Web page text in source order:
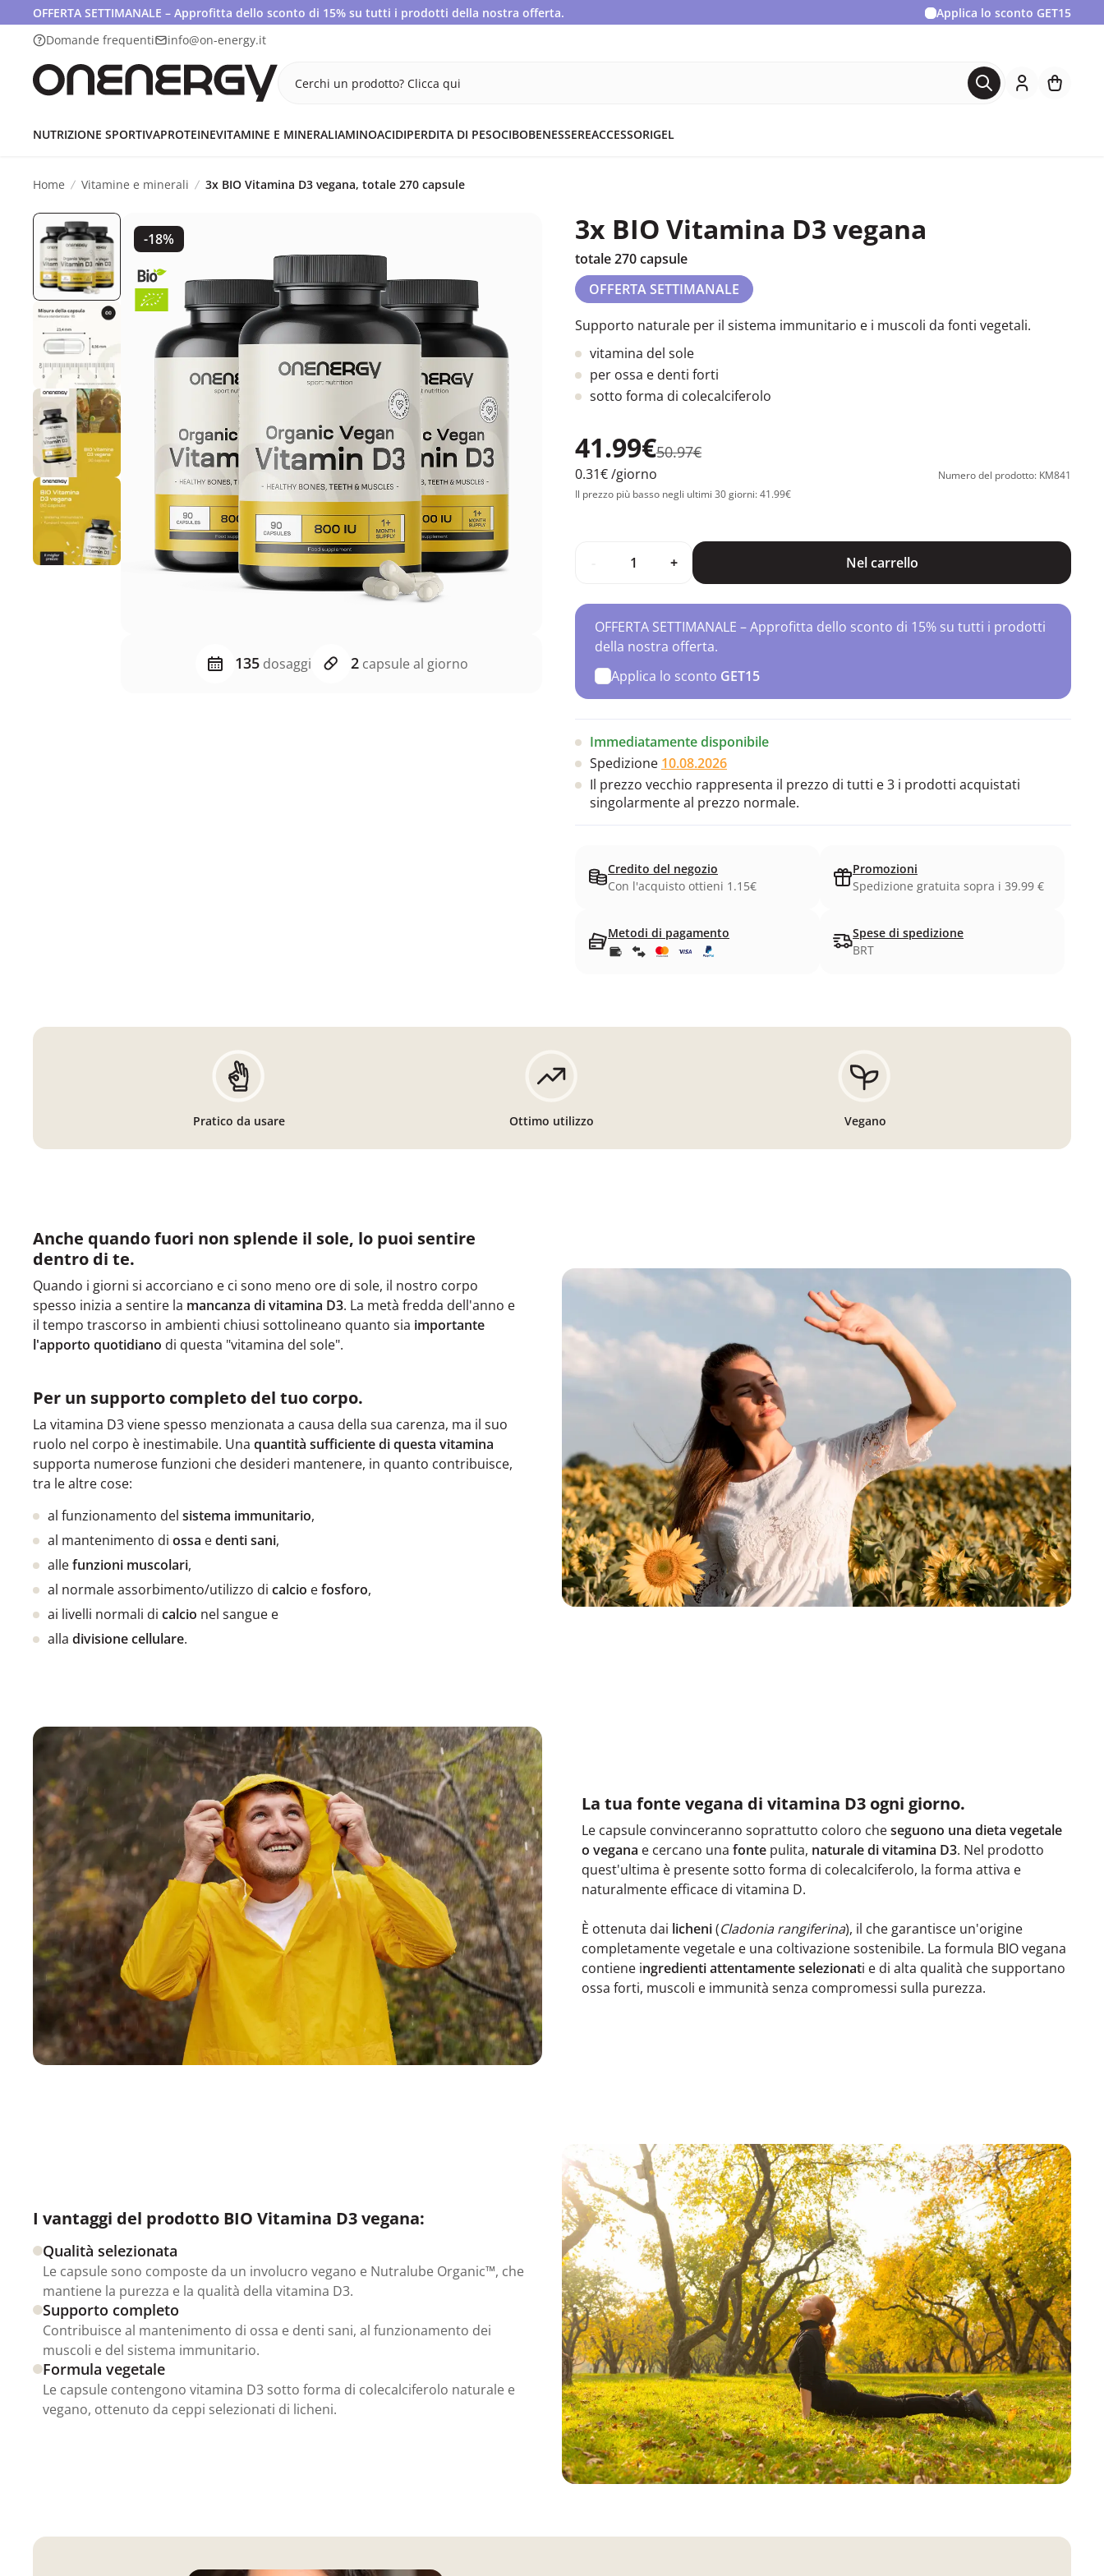
OFFERTA SETTIMANALE – Approfitta dello sconto di 15% su tutti i prodotti della nostra offerta. Applica lo sconto GET15
Domande frequenti
info@on-energy.it
Cerchi un prodotto? Clicca qui
NUTRIZIONE SPORTIVAPROTEINEVITAMINE E MINERALIAMINOACIDIPERDITA DI PESOCIBOBENESSEREACCESSORIGEL
Home Vitamine e minerali 3x BIO Vitamina D3 vegana, totale 270 capsule
-18%
135dosaggi 2capsule al giorno
3x BIO Vitamina D3 vegana
totale 270 capsule
OFFERTA SETTIMANALE
Supporto naturale per il sistema immunitario e i muscoli da fonti vegetali.
vitamina del sole
per ossa e denti forti
sotto forma di colecalciferolo
41.99€50.97€
0.31€/giorno
Numero del prodotto: KM841
Il prezzo più basso negli ultimi 30 giorni: 41.99€
+ Nel carrello
OFFERTA SETTIMANALE – Approfitta dello sconto di 15% su tutti i prodotti
della nostra offerta.
Applica lo sconto GET15
Immediatamente disponibile
Spedizione 10.08.2026
Il prezzo vecchio rappresenta il prezzo di tutti e 3 i prodotti acquistati
singolarmente al prezzo normale.
Credito del negozio
Con l'acquisto ottieni 1.15€
Promozioni
Spedizione gratuita sopra i 39.99 €
Metodi di pagamento
Spese di spedizione
BRT
Pratico da usare Ottimo utilizzo Vegano
Anche quando fuori non splende il sole, lo puoi sentire
dentro di te.
Quando i giorni si accorciano e ci sono meno ore di sole, il nostro corpo
spesso inizia a sentire la mancanza di vitamina D3. La metà fredda dell'anno e
il tempo trascorso in ambienti chiusi sottolineano quanto sia importante
l'apporto quotidiano di questa "vitamina del sole".
Per un supporto completo del tuo corpo.
La vitamina D3 viene spesso menzionata a causa della sua carenza, ma il suo
ruolo nel corpo è inestimabile. Una quantità sufficiente di questa vitamina
supporta numerose funzioni che desideri mantenere, in quanto contribuisce,
tra le altre cose:
al funzionamento del sistema immunitario,
al mantenimento di ossa edenti sani,
allefunzioni muscolari,
al normale assorbimento/utilizzo di calcio efosforo,
ai livelli normali di calcio nel sangue e
alla divisione cellulare.
La tua fonte vegana di vitamina D3 ogni giorno.
Le capsule convinceranno soprattutto coloro cheseguono una dieta vegetale
o vegana e cercano una fonte pulita, naturale di vitamina D3. Nel prodotto
quest'ultima è presente sotto forma di colecalciferolo, la forma attiva e
naturalmente efficace di vitamina D.
È ottenuta dai licheni(Cladonia rangiferina), il che garantisce un'origine
completamente vegetale e una coltivazione sostenibile. La formula BIO vegana
contiene ingredienti attentamente selezionati e di alta qualità che supportano
ossa forti, muscoli e immunità senza compromessi sulla purezza.
I vantaggi del prodotto BIO Vitamina D3 vegana:
Qualità selezionata
Le capsule sono composte da un involucro vegano e Nutralube Organic™, che
mantiene la purezza e la qualità della vitamina D3.
Supporto completo
Contribuisce al mantenimento di ossa e denti sani, al funzionamento dei
muscoli e del sistema immunitario.
Formula vegetale
Le capsule contengono vitamina D3 sotto forma di colecalciferolo naturale e
vegano, ottenuto da ceppi selezionati di licheni.